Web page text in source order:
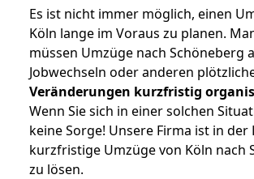
Es ist nicht immer möglich, einen
Köln lange im Voraus zu planen.
müssen Umzüge nach Schöneberg
Jobwechseln oder anderen
Veränderungen kurzfristig
Wenn Sie sich in einer solchen
keine Sorge! Unsere Firma ist in der
kurzfristige Umzüge von Köln nach
zu lösen.